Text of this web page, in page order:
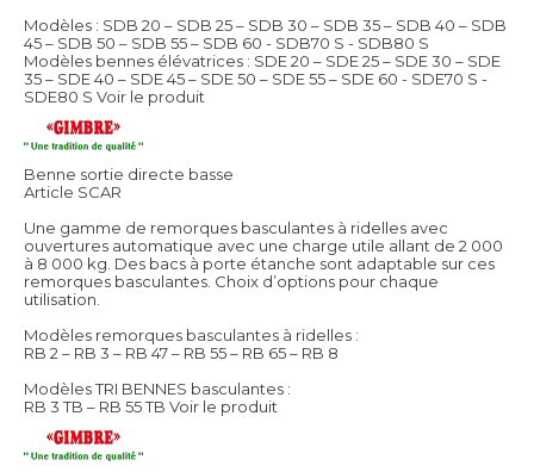
Modèles : SDB 20 – SDB 25 – SDB 30 – SDB 35 – SDB 40 – SDB
45 – SDB 50 – SDB 55 – SDB 60 - SDB70 S - SDB80 S
Modèles bennes élévatrices : SDE 20 – SDE 25 – SDE 30 – SDE
35 – SDE 40 – SDE 45 – SDE 50 – SDE 55 – SDE 60 - SDE70 S -
SDE80 S Voir le produit
Benne sortie directe basse
Article SCAR
Une gamme de remorques basculantes à ridelles avec
ouvertures automatique avec une charge utile allant de 2 000
à 8 000 kg. Des bacs à porte étanche sont adaptable sur ces
remorques basculantes. Choix d’options pour chaque
utilisation.
Modèles remorques basculantes à ridelles :
RB 2 – RB 3 – RB 47 – RB 55 – RB 65 – RB 8
Modèles TRI BENNES basculantes :
RB 3 TB – RB 55 TB Voir le produit